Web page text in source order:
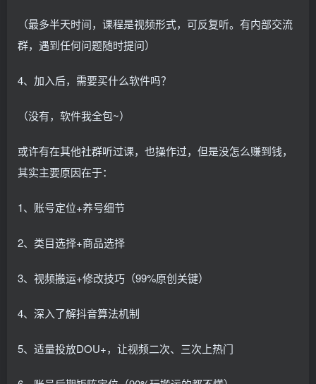
（最多半天时间，课程是视频形式，可反复听。有内部交流
群，遇到任何问题随时提问）
4、加入后，需要买什么软件吗？
（没有，软件我全包~）
或许有在其他社群听过课，也操作过，但是没怎么赚到钱，
其实主要原因在于：
1、账号定位+养号细节
2、类目选择+商品选择
3、视频搬运+修改技巧（99%原创关键）
4、深入了解抖音算法机制
5、适量投放DOU+，让视频二次、三次上热门